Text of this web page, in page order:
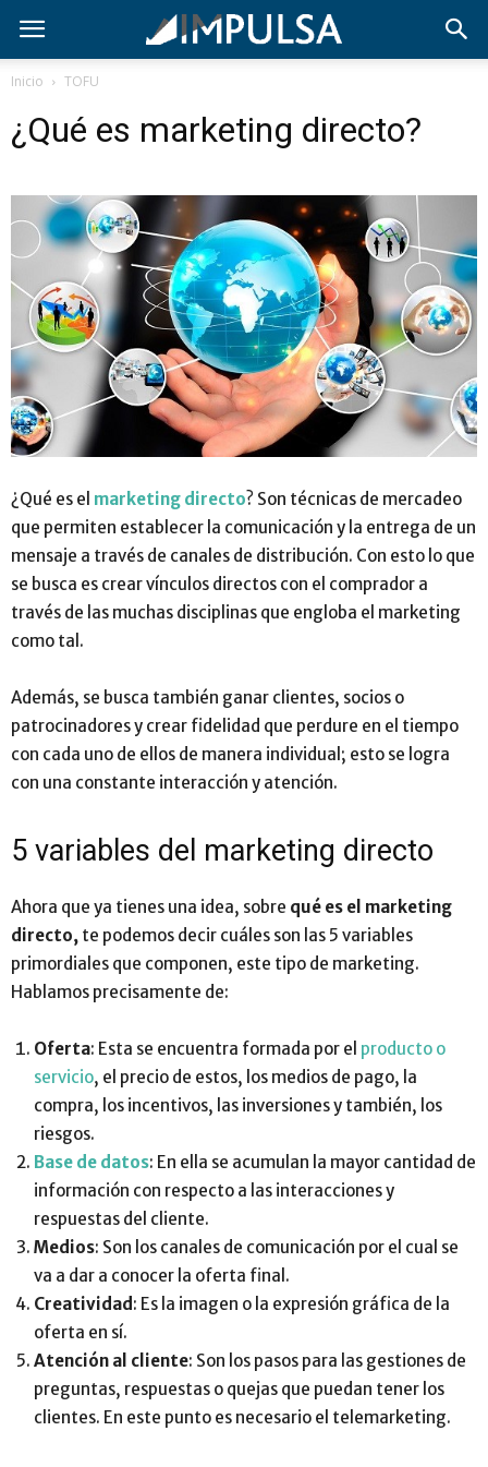
Inicio TOFU
¿Qué es marketing directo?
¿Qué es el marketing directo? Son técnicas de mercadeo
que permiten establecer la comunicación y la entrega de un
mensaje a través de canales de distribución. Con esto lo que
se busca es crear vínculos directos con el comprador a
través de las muchas disciplinas que engloba el marketing
como tal.
Además, se busca también ganar clientes, socios o
patrocinadores y crear fidelidad que perdure en el tiempo
con cada uno de ellos de manera individual; esto se logra
con una constante interacción y atención.
5 variables del marketing directo
Ahora que ya tienes una idea, sobre qué es el marketing
directo, te podemos decir cuáles son las 5 variables
primordiales que componen, este tipo de marketing.
Hablamos precisamente de:
Oferta: Esta se encuentra formada por el producto o
servicio, el precio de estos, los medios de pago, la
compra, los incentivos, las inversiones y también, los
riesgos.
Base de datos: En ella se acumulan la mayor cantidad de
información con respecto a las interacciones y
respuestas del cliente.
Medios: Son los canales de comunicación por el cual se
va a dar a conocer la oferta final.
Creatividad : Es la imagen o la expresión gráfica de la
oferta en sí.
Atención al cliente: Son los pasos para las gestiones de
preguntas, respuestas o quejas que puedan tener los
clientes. En este punto es necesario el telemarketing.